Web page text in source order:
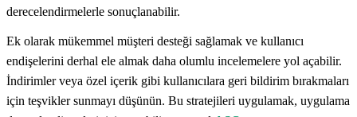
derecelendirmelerle sonuçlanabilir.
Ek olarak mükemmel müşteri desteği sağlamak ve kullanıcı
endişelerini derhal ele almak daha olumlu incelemelere yol açabilir.
İndirimler veya özel içerik gibi kullanıcılara geri bildirim bırakmaları
için teşvikler sunmayı düşünün. Bu stratejileri uygulamak, uygulama